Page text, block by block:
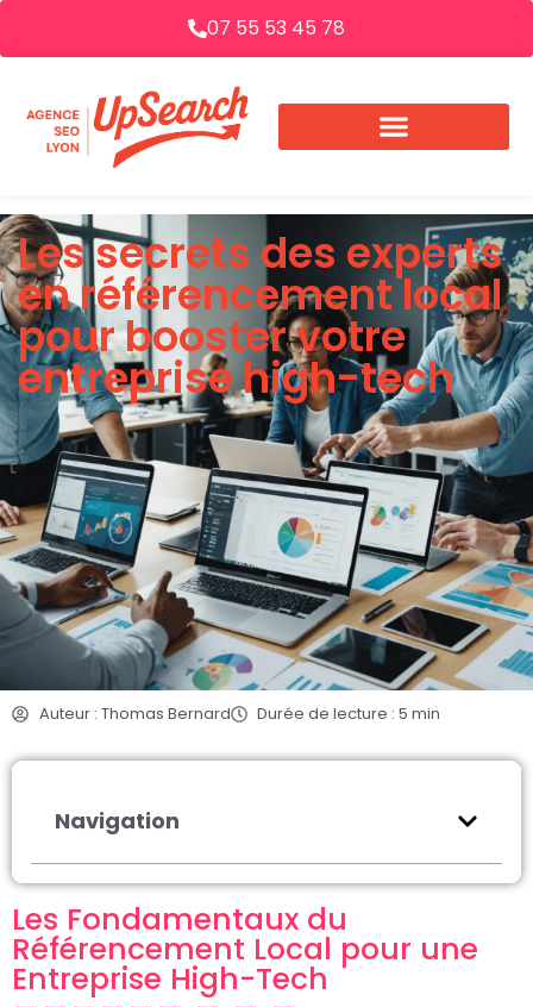
07 55 53 45 78
Les secrets des experts
en référencement local
pour booster votre
entreprise high-tech
Auteur : Thomas Bernard Durée de lecture : 5 min
Navigation
Les Fondamentaux du
Référencement Local pour une
Entreprise High-Tech